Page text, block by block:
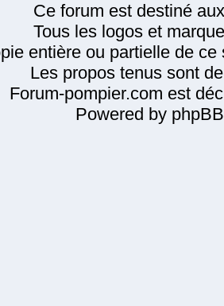
Ce forum est destiné
Tous les logos et
entière ou partielle de
Les propos tenus sont
Forum-pompier.com est
Powered by